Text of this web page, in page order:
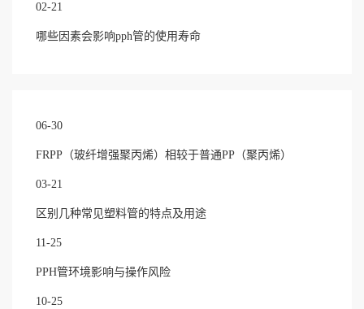
02-21
哪些因素会影响pph管的使用寿命
06-30
FRPP（玻纤增强聚丙烯）相较于普通PP（聚丙烯）
03-21
区别几种常见塑料管的特点及用途
11-25
PPH管环境影响与操作风险
10-25